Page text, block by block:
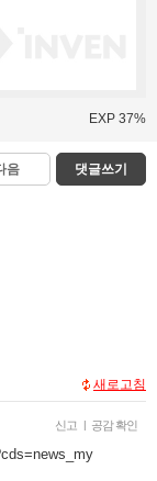
EXP 37%
음 댓글쓰기
새로고침
신고 | 공감 확인